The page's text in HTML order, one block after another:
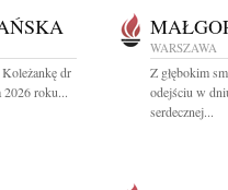
dr
2026 roku...
WARSZAWA
Z głębokim
odejściu w
serdecznej...